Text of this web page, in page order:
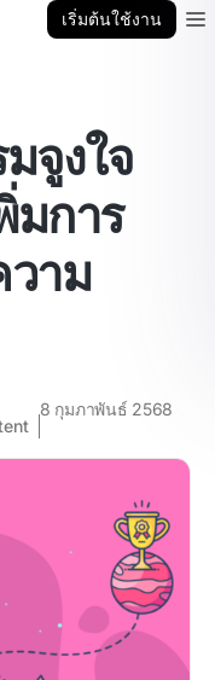
เริ่มต้นใช้งาน
จูงใจ
มการ
าม
8 กุมภาพันธ์ 2568